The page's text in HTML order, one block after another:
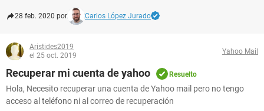
28 feb. 2020 por Carlos López Jurado
Aristides2019
el 25 oct. 2019
Yahoo Mail
Recuperar mi cuenta de yahoo Resuelto
Hola, Necesito recuperar una cuenta de Yahoo mail pero no tengo
acceso al teléfono ni al correo de recuperación